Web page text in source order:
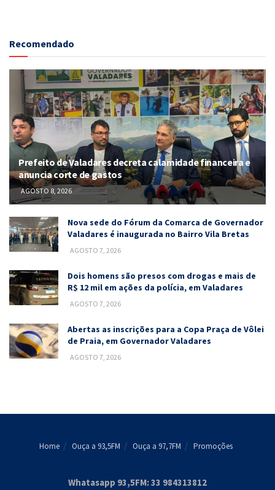
Recomendado
Prefeito de Valadares decreta calamidade financeira e
anuncia corte de gastos
AGOSTO 8, 2026
Nova sede do Fórum da Comarca de Governador
Valadares é inaugurada no Bairro Vila Bretas
AGOSTO 7, 2026
Dois homens são presos com drogas e mais de
R$ 12 mil em ações da polícia, em Valadares
AGOSTO 7, 2026
Abertas as inscrições para a Copa Praça de Vôlei
de Praia, em Governador Valadares
AGOSTO 7, 2026
Home Ouça a 93,5FM Ouça a 97,7FM Promoções
Whatasapp 93,5FM: 33 984313812